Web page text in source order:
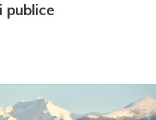
publice